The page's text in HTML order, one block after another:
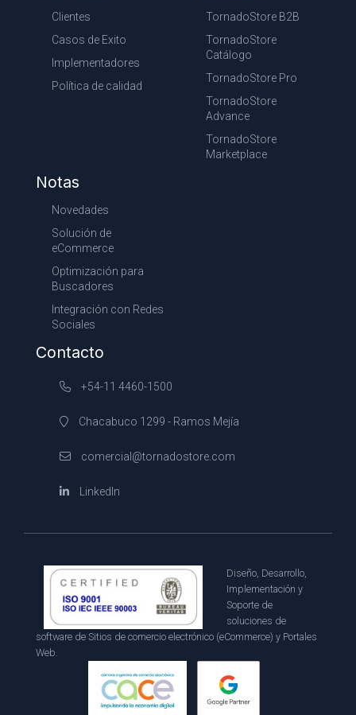
Clientes
Casos de Exito
Implementadores
Política de calidad
TornadoStore B2B
TornadoStore
Catálogo
TornadoStore Pro
TornadoStore
Advance
TornadoStore
Marketplace
Notas
Novedades
Solución de
eCommerce
Optimización para
Buscadores
Integración con Redes
Sociales
Contacto
+54-11 4460-1500
Chacabuco 1299 - Ramos Mejía
comercial@tornadostore.com
LinkedIn
Diseño, Desarrollo,
Implementación y
Soporte de
soluciones de
software de Sitios de comercio electrónico (eCommerce) y Portales
Web.